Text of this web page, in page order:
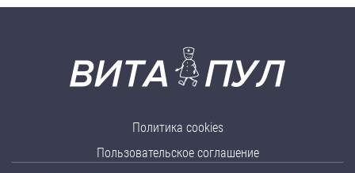
Политика cookies
Пользовательское соглашение